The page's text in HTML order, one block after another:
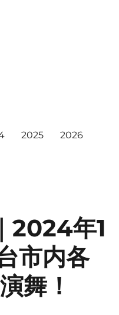
2025 2026
2024年1
市内各
舞！